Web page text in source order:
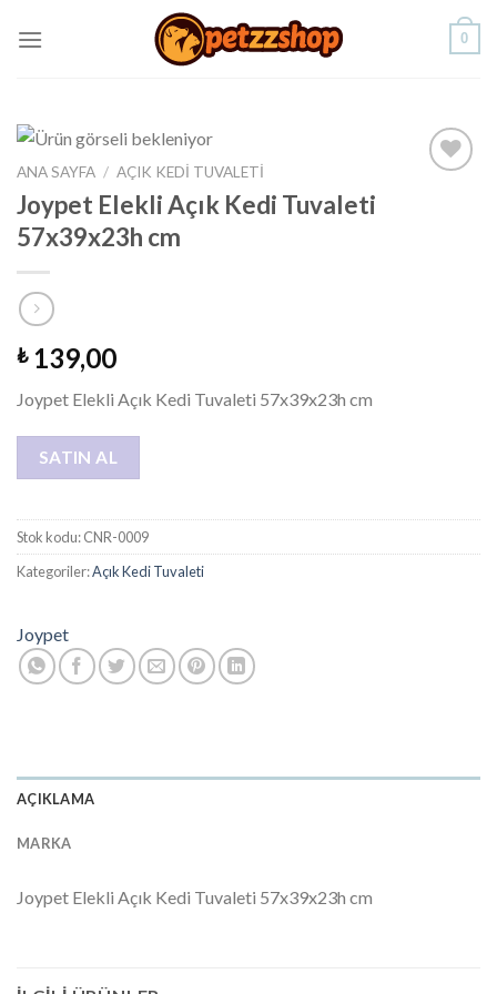
0
ANA SAYFA / AÇIK KEDI TUVALETI
Joypet Elekli Açık Kedi Tuvaleti
57x39x23h cm
₺139,00
Joypet Elekli Açık Kedi Tuvaleti 57x39x23h cm
SATIN AL
Stok kodu:CNR-0009
Kategoriler:Açık Kedi Tuvaleti
Joypet
AÇIKLAMA
MARKA
Joypet Elekli Açık Kedi Tuvaleti 57x39x23h cm